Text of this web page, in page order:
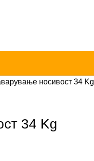
носивост 34 Kg
34 Kg